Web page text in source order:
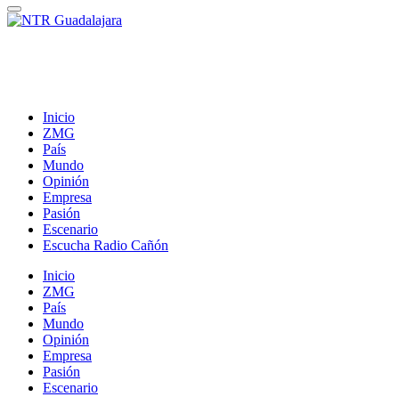
Inicio
ZMG
País
Mundo
Opinión
Empresa
Pasión
Escenario
Escucha Radio Cañón
Inicio
ZMG
País
Mundo
Opinión
Empresa
Pasión
Escenario